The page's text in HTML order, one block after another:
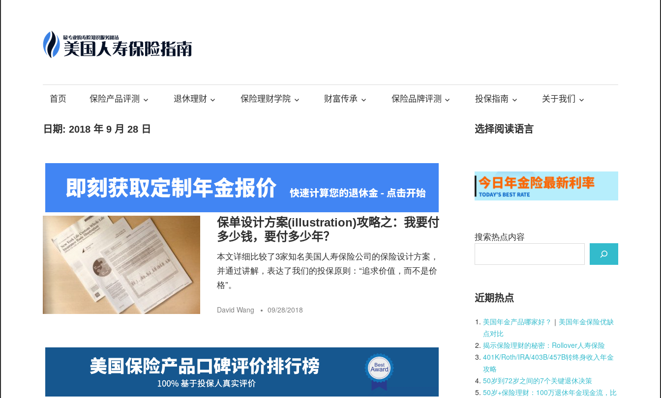
content
国
寿
保
险
指
南
©️
专
业
美
保
服
首页 保险产品评测 退休理财 保险理财学院 财富传承 保险品牌评测 投保指南 关于我们
日期: 2018 年 9 月 28 日
保单设计方案(illustration)攻略之：我要付
多少钱，要付多少年？
本文详细比较了3家知名美国人寿保险公司的保险设计方案，
并通过讲解，表达了我们的投保原则：“追求价值，而不是价
格”。
David Wang 09/28/2018
选择阅读语言
搜索热点内容
近期热点
美国年金产品哪家好？ ｜ 美国年金保险优缺
点对比
揭示保险理财的秘密：Rollover人寿保险
401K/Roth/IRA/403B/457B转终身收入年金
攻略
50岁到72岁之间的7个关键退休决策
50岁+保险理财：100万退休年金现金流，比